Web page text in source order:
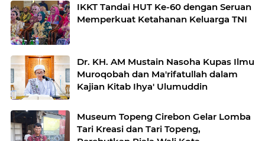
IKKT Tandai HUT Ke-60 dengan Seruan
Memperkuat Ketahanan Keluarga TNI
Dr. KH. AM Mustain Nasoha Kupas Ilmu
Muroqobah dan Ma'rifatullah dalam
Kajian Kitab Ihya' Ulumuddin
Museum Topeng Cirebon Gelar Lomba
Tari Kreasi dan Tari Topeng,